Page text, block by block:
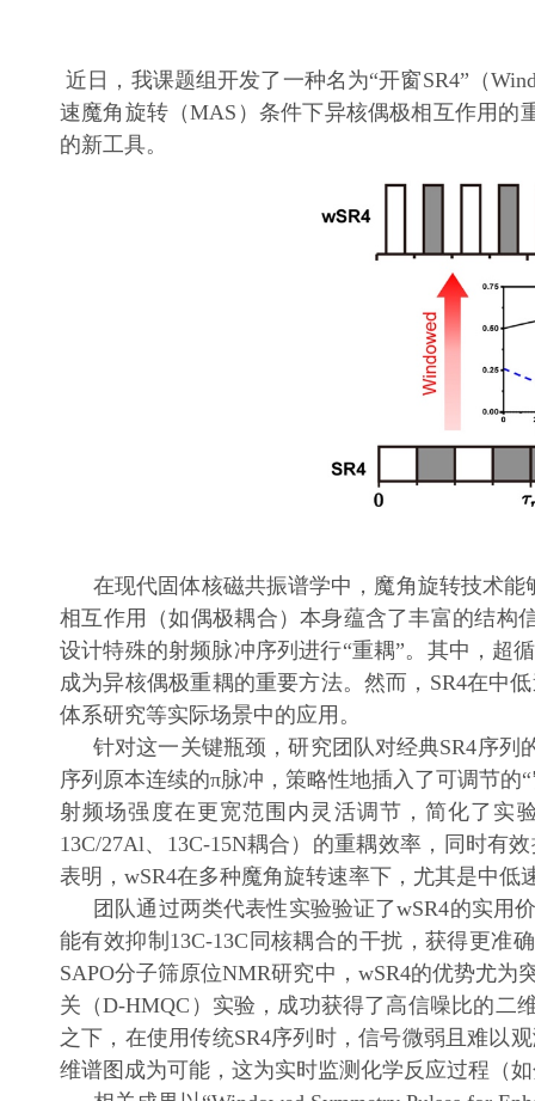
近日，我课题组开发了一种名为“开窗SR4”（
速魔角旋转（MAS）条件下异核偶极相互作用
的新工具。
在现代固体核磁共振谱学中，魔角旋转技术
相互作用（如偶极耦合）本身蕴含了丰富的结构
设计特殊的射频脉冲序列进行“重耦”。其中，超
成为异核偶极重耦的重要方法。然而，SR4在中
体系研究等实际场景中的应用。
针对这一关键瓶颈，研究团队对经典SR4序列
序列原本连续的π脉冲，策略性地插入了可调节
射频场强度在更宽范围内灵活调节，简化了实
13C/27Al、13C-15N耦合）的重耦效率，同时有
表明，wSR4在多种魔角旋转速率下，尤其是中
团队通过两类代表性实验验证了wSR4的实用
能有效抑制13C-13C同核耦合的干扰，获得更准
SAPO分子筛原位NMR研究中，wSR4的优势尤
关（D-HMQC）实验，成功获得了高信噪比的二
之下，在使用传统SR4序列时，信号微弱且难以
维谱图成为可能，这为实时监测化学反应过程（